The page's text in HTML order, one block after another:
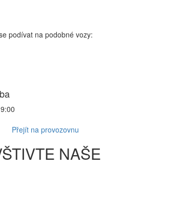
podívat na podobné vozy:
Přejít na provozovnu
NAŠE